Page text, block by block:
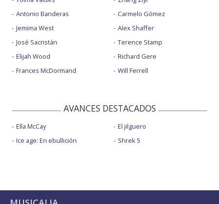
Antonio Banderas
Jemima West
José Sacristán
Elijah Wood
Frances McDormand
Carmelo Gómez
Alex Shaffer
Terence Stamp
Richard Gere
Will Ferrell
AVANCES DESTACADOS
Ella McCay
Ice age: En ebullición
El jilguero
Shrek 5